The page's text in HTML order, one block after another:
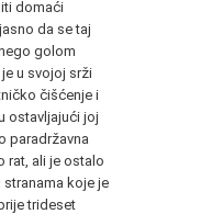
domaći
da se taj
golom
u svojoj srži
čišćenje i
ostavljajući joj
paradržavna
rat, ali je ostalo
koje je
trideset